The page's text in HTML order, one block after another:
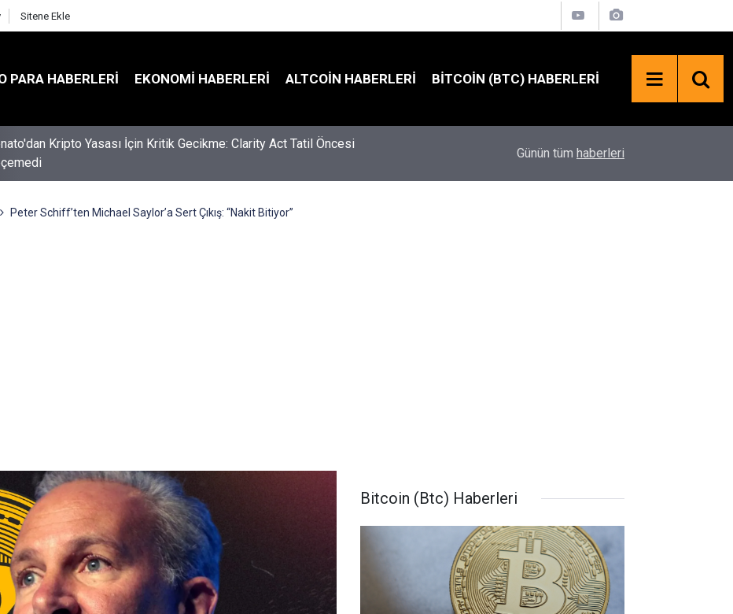
Sitene Ekle
PARA HABERLERI EKONOMI HABERLERI ALTCOIN HABERLERI BITCOIN (BTC) HABERLERI
Kripto Yasası İçin Kritik Gecikme: Clarity Act Tatil Öncesi
Trump'tan Kripto Mesajı: “Çin'in Kriptoyu Ele
Günün tüm haberleri
Peter Schiff’ten Michael Saylor’a Sert Çıkış: “Nakit Bitiyor”
Bitcoin (Btc) Haberleri